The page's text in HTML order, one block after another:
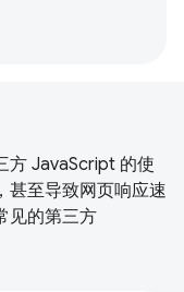
方 JavaScript 的使
甚至导致网页响应速
见的第三方